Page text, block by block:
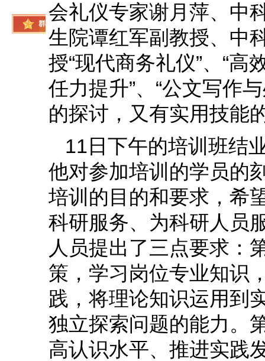
群
会礼仪专家谢月萍、中
生院谭红军副教授、中
授“现代商务礼仪”、“高
任力提升”、“公文写作
的探讨，又有实用技能
11日下午的培训班结
他对参加培训的学员的
培训的目的和要求，希
科研服务、为科研人员
人员提出了三点要求：
策，学习岗位专业知识
践，将理论知识运用到
独立探索问题的能力。
高认识水平、推进实践